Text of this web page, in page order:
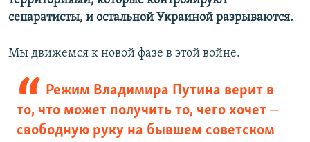
сепаратисты, и остальной Украиной разрываются.
Мы движемся к новой фазе в этой войне.
Режим Владимира Путина верит в
то, что может получить то, чего хочет ‒
свободную руку на бывшем советском